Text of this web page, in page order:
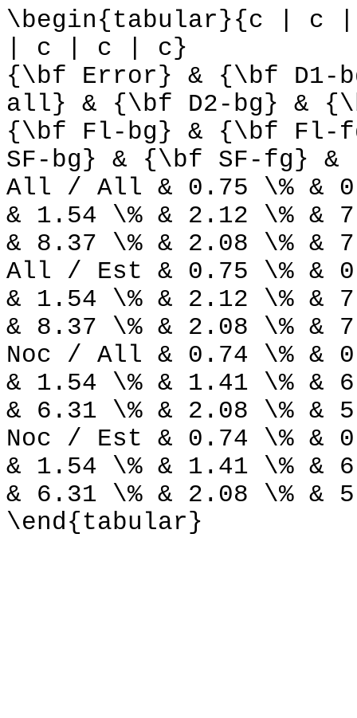
\begin{tabular}{c |
| c | c | c}
{\bf Error} & {\bf D1-
all} & {\bf D2-bg} &
{\bf Fl-bg} & {\bf
SF-bg} & {\bf SF-fg}
All / All & 0.75 \% &
& 1.54 \% & 2.12 \% &
& 8.37 \% & 2.08 \% &
All / Est & 0.75 \% &
& 1.54 \% & 2.12 \% &
& 8.37 \% & 2.08 \% &
Noc / All & 0.74 \% &
& 1.54 \% & 1.41 \% &
& 6.31 \% & 2.08 \% &
Noc / Est & 0.74 \% &
& 1.54 \% & 1.41 \% &
& 6.31 \% & 2.08 \% &
\end{tabular}